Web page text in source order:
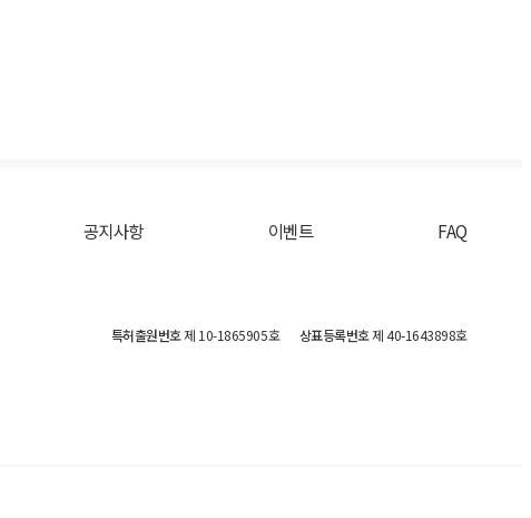
공지사항 이벤트 FAQ
특허출원번호제 10-1865905호 상표등록번호제 40-1643898호